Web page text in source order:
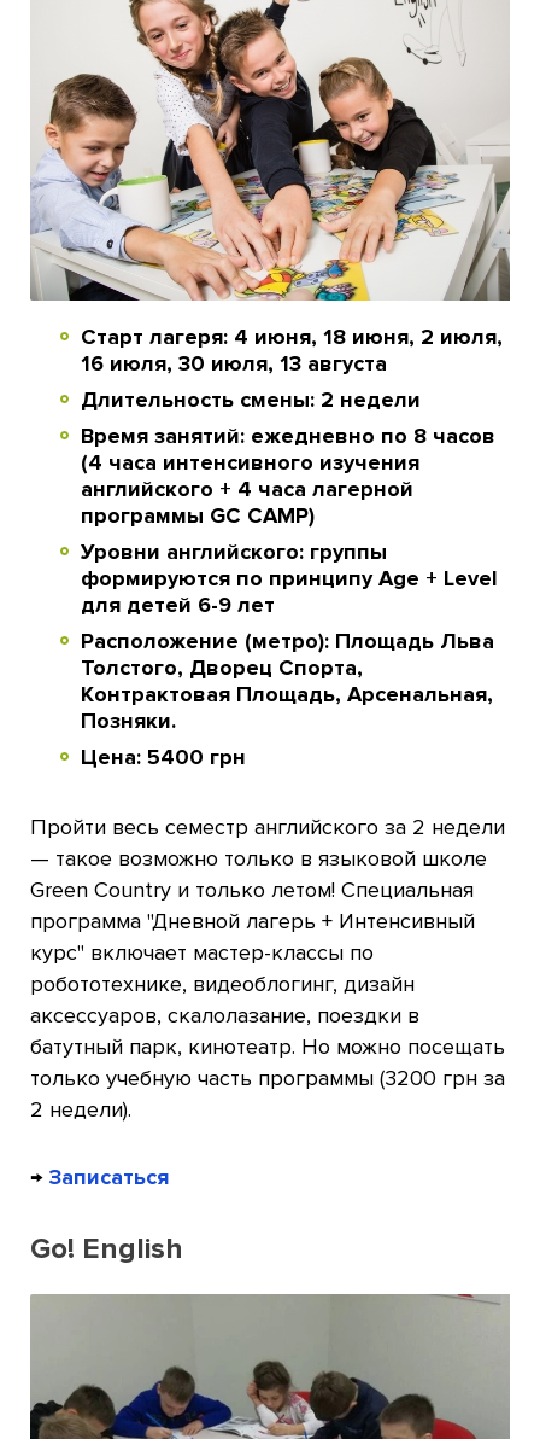
Старт лагеря: 4 июня, 18 июня, 2 июля,
16 июля, 30 июля, 13 августа
Длительность смены: 2 недели
Время занятий: ежедневно по 8 часов
(4 часа интенсивного изучения
английского + 4 часа лагерной
программы GC CAMP)
Уровни английского: группы
формируются по принципу Age + Level
для детей 6-9 лет
Расположение (метро): Площадь Льва
Толстого, Дворец Спорта,
Контрактовая Площадь, Арсенальная,
Позняки.
Цена: 5400 грн
Пройти весь семестр английского за 2 недели
— такое возможно только в языковой школе
Green Country и только летом! Специальная
программа "Дневной лагерь + Интенсивный
курс" включает мастер-классы по
робототехнике, видеоблогинг, дизайн
аксессуаров, скалолазание, поездки в
батутный парк, кинотеатр. Но можно посещать
только учебную часть программы (3200 грн за
2 недели).
→ Записаться
Go! English